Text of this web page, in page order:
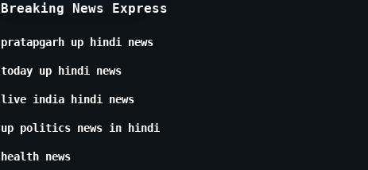
Breaking News Express
pratapgarh up hindi news
today up hindi news
live india hindi news
up politics news in hindi
health news